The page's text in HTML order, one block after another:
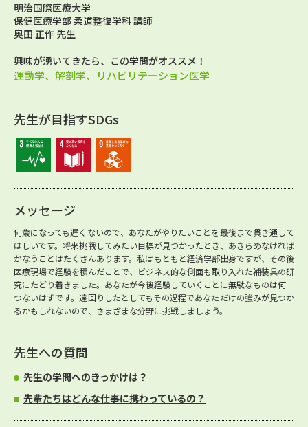
明治国際医療大学
保健医療学部 柔道整復学科 講師
奥田 正作 先生
興味が湧いてきたら、この学問がオススメ！
運動学、解剖学、リハビリテーション医学
先生が目指すSDGs
メッセージ
何歳になっても遅くないので、あなたがやりたいことを最後まで貫き通して
ほしいです。将来挑戦してみたい目標が見つかったとき、あきらめなければ
かなうことはたくさんあります。私はもともと経済学部出身ですが、その後
医療現場で経験を積んだことで、ビジネス的な側面も取り入れた補装具の研
究にたどり着きました。あなたが今後経験していくことに無駄なものは何一
つないはずです。遠回りしたとしてもその過程であなただけの強みが見つか
るかもしれないので、さまざまな分野に挑戦しましょう。
先生への質問
先生の学問へのきっかけは？
先輩たちはどんな仕事に携わっているの？